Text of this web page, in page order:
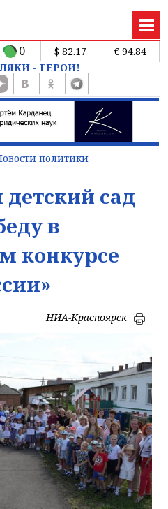
0 $ 82.17
€ 94.84
- ГЕРОИ!
политики
детский сад
в
конкурсе
НИА-Красноярск